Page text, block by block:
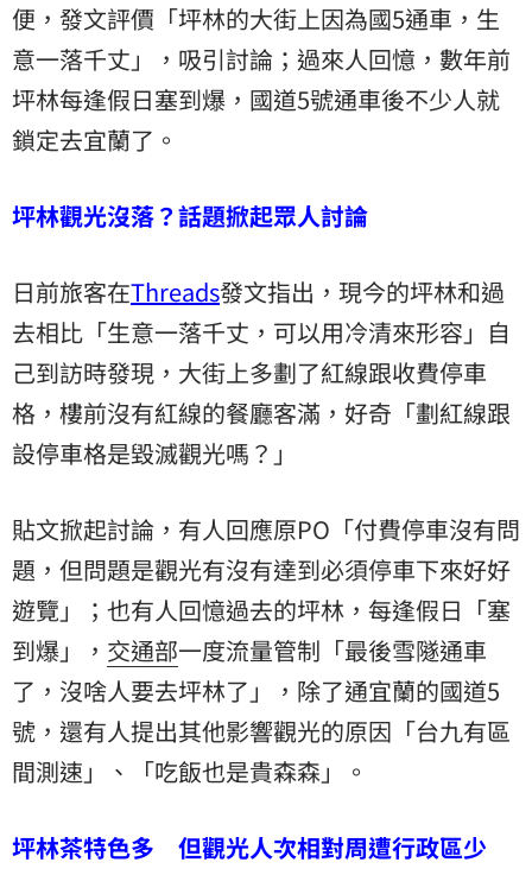
便，發文評價「坪林的大街上因為國5通車，生
意一落千丈」，吸引討論；過來人回憶，數年前
坪林每逢假日塞到爆，國道5號通車後不少人就
鎖定去宜蘭了。
坪林觀光沒落？話題掀起眾人討論
日前旅客在Threads發文指出，現今的坪林和過
去相比「生意一落千丈，可以用冷清來形容」自
己到訪時發現，大街上多劃了紅線跟收費停車
格，樓前沒有紅線的餐廳客滿，好奇「劃紅線跟
設停車格是毀滅觀光嗎？」
貼文掀起討論，有人回應原PO「付費停車沒有問
題，但問題是觀光有沒有達到必須停車下來好好
遊覽」；也有人回憶過去的坪林，每逢假日「塞
到爆」， 交通部一度流量管制「最後雪隧通車
了，沒啥人要去坪林了」，除了通宜蘭的國道5
號，還有人提出其他影響觀光的原因「台九有區
間測速」、「吃飯也是貴森森」。
坪林茶特色多 但觀光人次相對周遭行政區少